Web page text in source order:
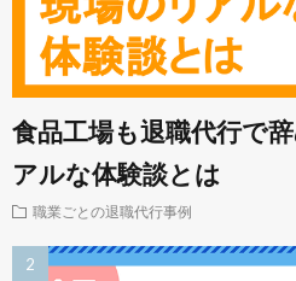
食品工場も退職代行で
アルな体験談とは
職業ごとの退職代行事例